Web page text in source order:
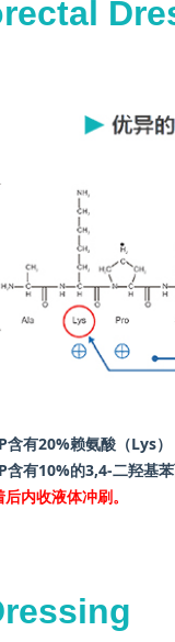
含有20%赖氨酸（Lys）
含有10%的3,4-二羟基
内收液体冲刷。